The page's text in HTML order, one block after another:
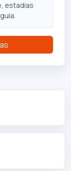
estadias